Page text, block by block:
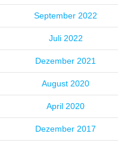
September 2022
Juli 2022
Dezember 2021
August 2020
April 2020
Dezember 2017